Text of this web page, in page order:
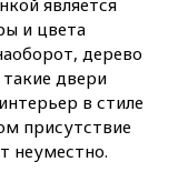
и цвета
дерево
двери
в стиле
присутствие
неуместно.